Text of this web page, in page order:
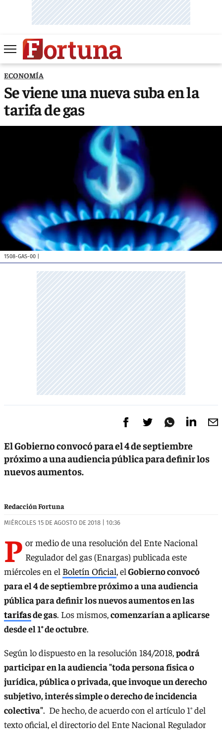
ECONOMÍA
Se viene una nueva suba en la
tarifa de gas
1508-GAS-00
El Gobierno convocó para el 4 de septiembre
próximo a una audiencia pública para definir los
nuevos aumentos.
Redacción Fortuna
MIÉRCOLES 15 DE AGOSTO DE 2018 | 10:36
P or medio de una resolución del Ente Nacional
Regulador del gas (Enargas) publicada este
miércoles en el Boletín Oficial, elGobierno convocó
para el 4 de septiembre próximo a una audiencia
pública para definir los nuevos aumentos en las
tarifasde gas. Los mismos,comenzarían a aplicarse
desde el 1° de octubre.
Según lo dispuesto en la resolución 184/2018,podrá
participar en la audiencia "toda persona física o
jurídica, pública o privada, que invoque un derecho
subjetivo, interés simple o derecho de incidencia
colectiva". De hecho, de acuerdo con el artículo 1° del
texto oficial, el directorio del Ente Nacional Regulador